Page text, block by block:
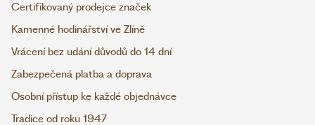
Certifikovaný prodejce značek
Kamenné hodinářství ve Zlíně
Vrácení bez udání důvodů do 14 dní
Zabezpečená platba a doprava
Osobní přístup ke každé objednávce
Tradice od roku 1947